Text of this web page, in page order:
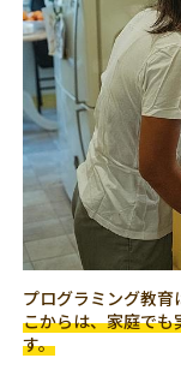
プログラミング教
こからは、家庭で
す。